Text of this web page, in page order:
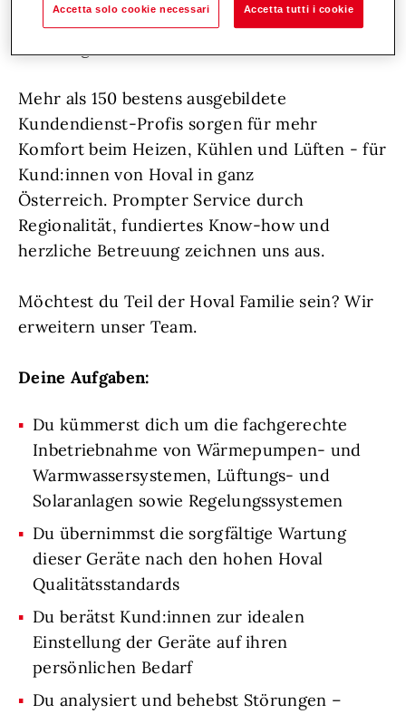
Persönlichkeiten, die sich voller Herzblut um
Mehr als 150 bestens ausgebildete
Kundendienst-Profis sorgen für mehr
Komfort beim Heizen, Kühlen und Lüften - für
Kund:innen von Hoval in ganz
Österreich. Prompter Service durch
Regionalität, fundiertes Know-how und
herzliche Betreuung zeichnen uns aus.
Möchtest du Teil der Hoval Familie sein? Wir
erweitern unser Team.
Deine Aufgaben:
Du kümmerst dich um die fachgerechte
Inbetriebnahme von Wärmepumpen- und
Warmwassersystemen, Lüftungs- und
Solaranlagen sowie Regelungssystemen
Du übernimmst die sorgfältige Wartung
dieser Geräte nach den hohen Hoval
Qualitätsstandards
Du berätst Kund:innen zur idealen
Einstellung der Geräte auf ihren
persönlichen Bedarf
Du analysiert und behebst Störungen –
Accetta solo cookie necessari Accetta tutti i cookie